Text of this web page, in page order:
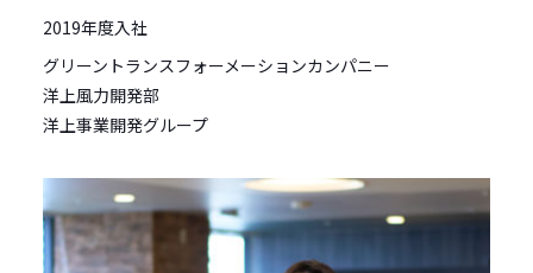
2019年度入社
グリーントランスフォーメーションカンパニー
洋上風力開発部
洋上事業開発グループ